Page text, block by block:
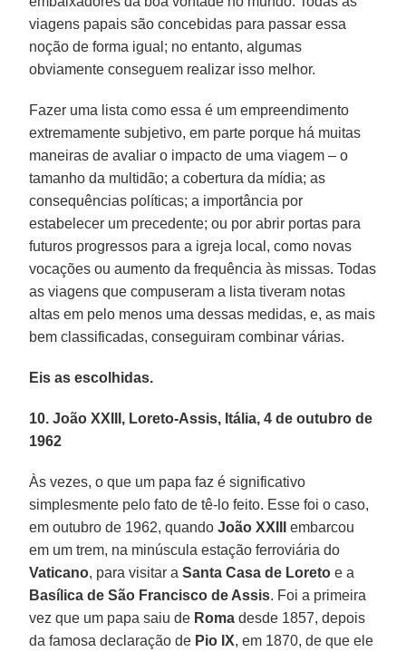
viagens papais são concebidas para passar essa
noção de forma igual; no entanto, algumas
obviamente conseguem realizar isso melhor.
Fazer uma lista como essa é um empreendimento
extremamente subjetivo, em parte porque há muitas
maneiras de avaliar o impacto de uma viagem – o
tamanho da multidão; a cobertura da mídia; as
consequências políticas; a importância por
estabelecer um precedente; ou por abrir portas para
futuros progressos para a igreja local, como novas
vocações ou aumento da frequência às missas. Todas
as viagens que compuseram a lista tiveram notas
altas em pelo menos uma dessas medidas, e, as mais
bem classificadas, conseguiram combinar várias.
Eis as escolhidas.
10. João XXIII, Loreto-Assis, Itália, 4 de outubro de
1962
Às vezes, o que um papa faz é significativo
simplesmente pelo fato de tê-lo feito. Esse foi o caso,
em outubro de 1962, quandoJoão XXIII
embarcou
em um trem, na minúscula estação ferroviária do
Vaticano, para visitar aSanta Casa de Loreto e a
Basílica de São Francisco de Assis. Foi a primeira
vez que um papa saiu de Roma desde 1857, depois
da famosa declaração de Pio IX, em 1870, de que ele